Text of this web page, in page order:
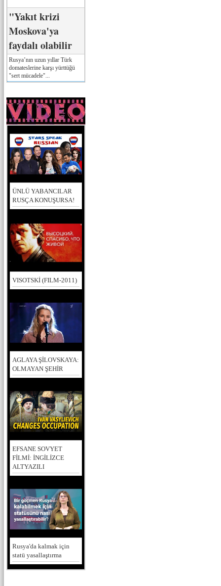
"Yakıt krizi
Moskova'ya
faydalı olabilir
Rusya’nın uzun yıllar Türk
domateslerine karşı yürttüğü
"sert mücadele"...
ÜNLÜ YABANCILAR
RUSÇA KONUŞURSA!
VISOTSKİ (FILM-2011)
AGLAYA ŞİLOVSKAYA:
OLMAYAN ŞEHİR
EFSANE SOVYET
FİLMİ: İNGİLİZCE
ALTYAZILI
Rusya'da kalmak için
statü yasallaştırma